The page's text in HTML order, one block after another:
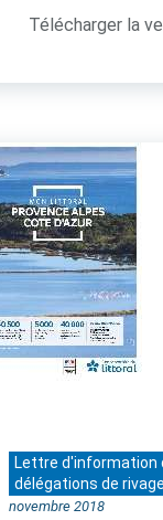
Télécharger la
Lettre d'information
délégations de
novembre 2018